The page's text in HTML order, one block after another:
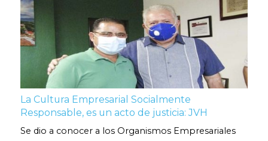
La Cultura Empresarial Socialmente
Responsable, es un acto de justicia: JVH
Se dio a conocer a los Organismos Empresariales